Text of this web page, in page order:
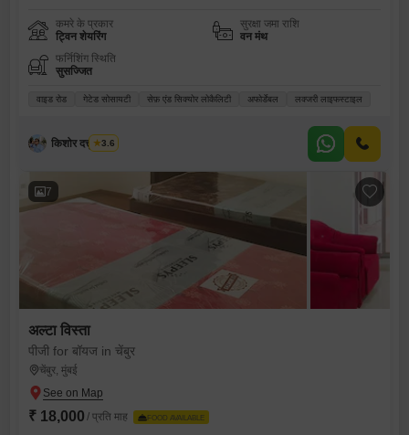
कमरे के प्रकार
ट्विन शेयरिंग
सुरक्षा जमा राशि
वन मंथ
फर्निशिंग स्थिति
सुसज्जित
वाइड रोड गेटेड सोसायटी सेफ़ एंड सिक्योर लोकैलिटी अफोर्डेबल लक्जरी लाइफस्टाइल
किशोर दत्तू कांबळे
3.6
7
अल्टा विस्ता
पीजी for बॉयज in चेंबुर
चेंबुर, मुंबई
₹ 18,000 / प्रति माह FOOD AVAILABLE